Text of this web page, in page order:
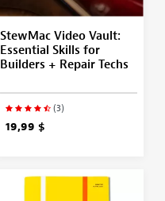
StewMac Video Vault:
Essential Skills for
Builders + Repair Techs
(3)
19,99 $